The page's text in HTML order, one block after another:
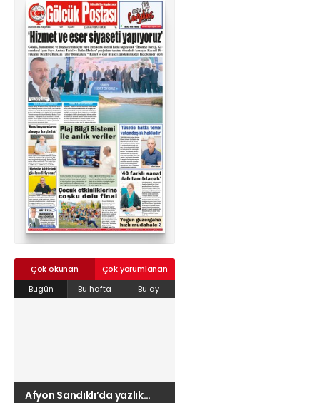
Çok okunan
Çok yorumlanan
Bugün
Bu hafta Bu ay
Afyon Sandıklı’da yazlık
02624132333
haber@golcukpostasi.com